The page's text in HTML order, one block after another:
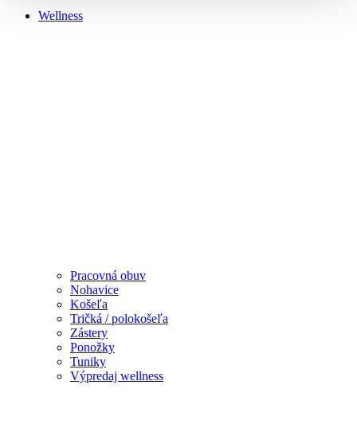
Wellness
Pracovná obuv
Nohavice
Košeľa
Tričká / polokošeľa
Zástery
Ponožky
Tuniky
Výpredaj wellness